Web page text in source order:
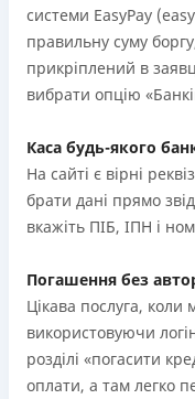
системи EasyPay
правильну суму
прикріплений в
вибрати опцію
Каса будь-якого
На сайті є вірні
брати дані прямо
вкажіть ПІБ, ІПН і
Погашення без
Цікава послуга,
використовуючи
розділі «погасити
оплати, а там легко